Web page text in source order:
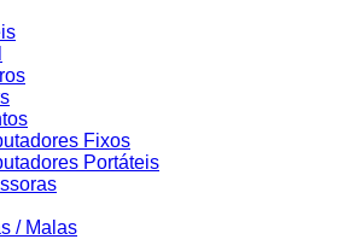
Fixos
Portáteis
/ Malas